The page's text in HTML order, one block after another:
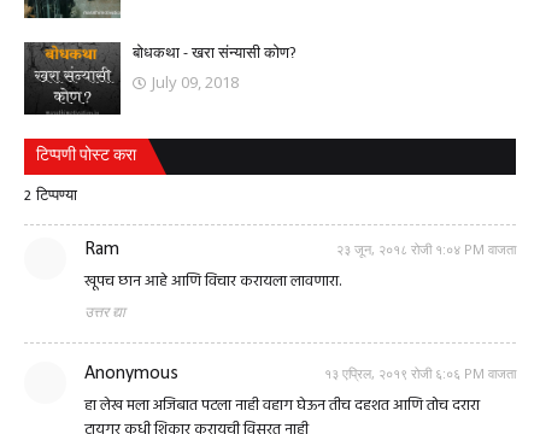
बोधकथा - खरा संन्यासी कोण?
July 09, 2018
टिप्पणी पोस्ट करा
2 टिप्पण्या
Ram २३ जून, २०१८ रोजी १:०४ PM वाजता
खूपच छान आहे आणि विचार करायला लावणारा.
उत्तर द्या
Anonymous १३ एप्रिल, २०१९ रोजी ६:०६ PM वाजता
हा लेख मला अजिबात पटला नाही वहाग घेऊन तीच दहशत आणि तोच दरारा